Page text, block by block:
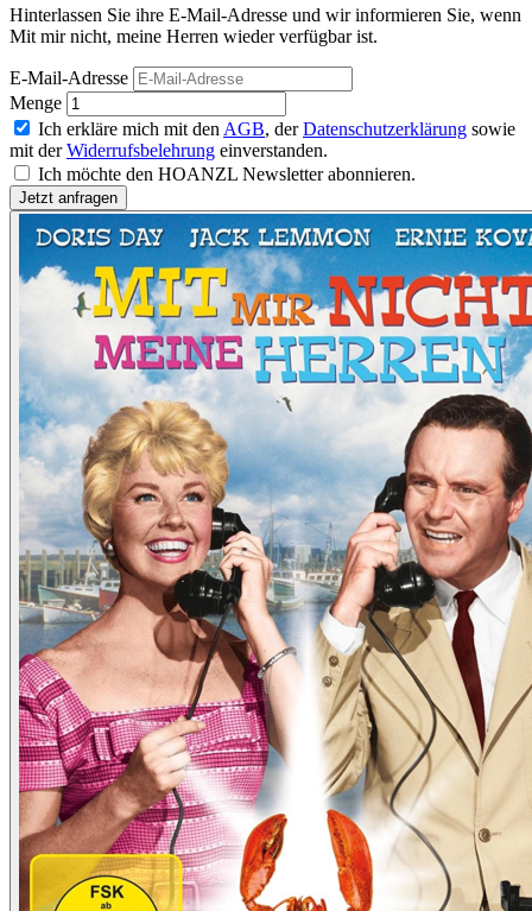
Hinterlassen Sie ihre E-Mail-Adresse und wir informieren Sie, wenn
Mit mir nicht, meine Herren wieder verfügbar ist.
E-Mail-Adresse
Menge
Ich erkläre mich mit den AGB, derDatenschutzerklärung sowie
mit derWiderrufsbelehrung einverstanden.
Ich möchte den HOANZL Newsletter abonnieren.